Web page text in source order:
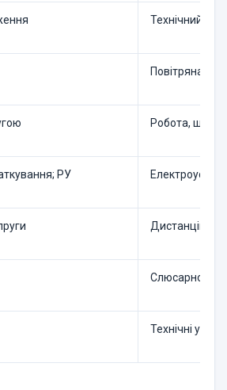
Технічний
Повітряна
Робота, що
РУ
Слюсарно-
Технічні умови